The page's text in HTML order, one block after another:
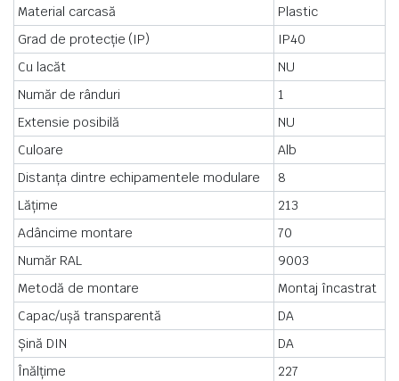
Material carcasă
Plastic
Grad de protecție (IP)
IP40
Cu lacăt
NU
Număr de rânduri
1
Extensie posibilă
NU
Culoare
Alb
Distanța dintre echipamentele modulare
8
Lățime
213
Adâncime montare
70
Număr RAL
9003
Metodă de montare
Montaj încastrat
Capac/ușă transparentă
DA
Șină DIN
DA
Înălțime
227